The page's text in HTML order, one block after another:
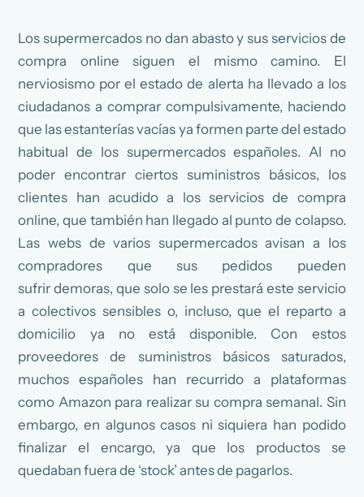
Los supermercados no dan abasto y sus servicios de
compra online siguen el mismo camino. El
nerviosismo por el estado de alerta ha llevado a los
ciudadanos a comprar compulsivamente, haciendo
que las estanterías vacías ya formen parte del estado
habitual de los supermercados españoles. Al no
poder encontrar ciertos suministros básicos, los
clientes han acudido a los servicios de compra
online, que también han llegado al punto de colapso.
Las webs de varios supermercados avisan a los
compradores que sus pedidos pueden
sufrir demoras, que solo se les prestará este servicio
a colectivos sensibles o, incluso, que el reparto a
domicilio ya no está disponible. Con estos
proveedores de suministros básicos saturados,
muchos españoles han recurrido a plataformas
como Amazon para realizar su compra semanal. Sin
embargo, en algunos casos ni siquiera han podido
finalizar el encargo, ya que los productos se
quedaban fuera de ‘stock’ antes de pagarlos.